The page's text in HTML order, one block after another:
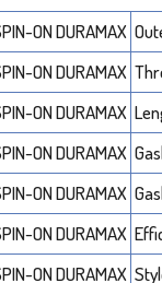
ON DURAMAX
ON DURAMAX
ON DURAMAX
ON DURAMAX
ON DURAMAX
ON DURAMAX
ON DURAMAX